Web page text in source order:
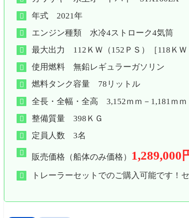
年式 2021年
エンジン種類 水冷4ストローク4気筒
最大出力 112ＫＷ（152ＰＳ）［118ＫＷ
使用燃料 無鉛レギュラーガソリン
燃料タンク容量 78リットル
全長・全幅・全高 3,152ｍｍ－1,181ｍｍ
整備質量 398ＫＧ
定員人数 3名
販売価格（船体のみ価格） 1,289,000
トレーラーセットでのご購入可能です！